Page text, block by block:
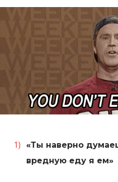
«Ты наверно
вредную еду я ем»